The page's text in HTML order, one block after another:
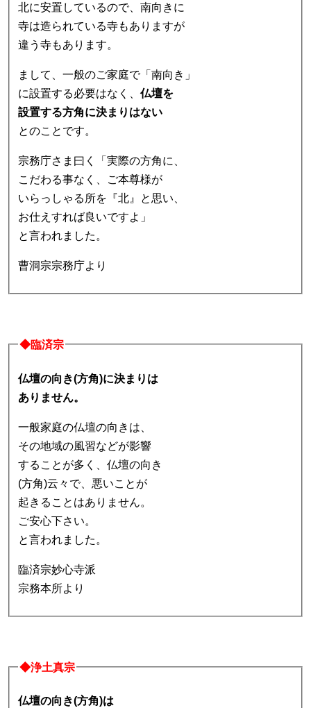
北に安置しているので、南向きに
寺は造られている寺もありますが
違う寺もあります。
まして、一般のご家庭で「南向き」
に設置する必要はなく、 仏壇を
設置する方角に決まりはない
とのことです。
宗務庁さま曰く「実際の方角に、
こだわる事なく、ご本尊様が
いらっしゃる所を『北』と思い、
お仕えすれば良いですよ」
と言われました。
曹洞宗宗務庁より
◆臨済宗
仏壇の向き(方角)に決まりは
ありません。
一般家庭の仏壇の向きは、
その地域の風習などが影響
することが多く、仏壇の向き
(方角)云々で、悪いことが
起きることはありません。
ご安心下さい。
と言われました。
臨済宗妙心寺派
宗務本所より
◆浄土真宗
仏壇の向き(方角)は